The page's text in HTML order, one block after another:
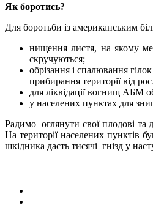
Як боротись?
Для боротьби із американським
нищення листя, на якому
скручуються;
обрізання і спалювання
прибирання території від
для ліквідації вогнищ АБМ
у населених пунктах для
Радимо оглянути свої плодові та
На території населених пунктів
шкідника дасть тисячі гнізд у